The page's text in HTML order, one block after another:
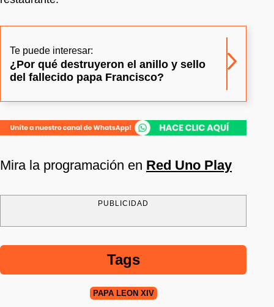
Te puede interesar:
¿Por qué destruyeron el anillo y sello
del fallecido papa Francisco?
Mira la programación en Red Uno Play
PUBLICIDAD
Tags
PAPA LEÓN XIV